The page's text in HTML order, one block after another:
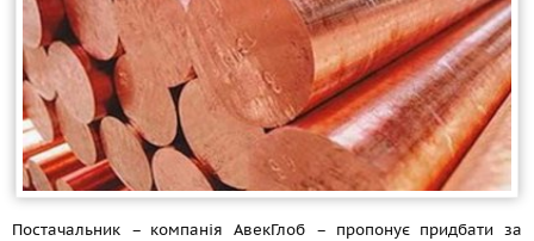
Постачальник – компанія АвекГлоб – пропонує придбати за